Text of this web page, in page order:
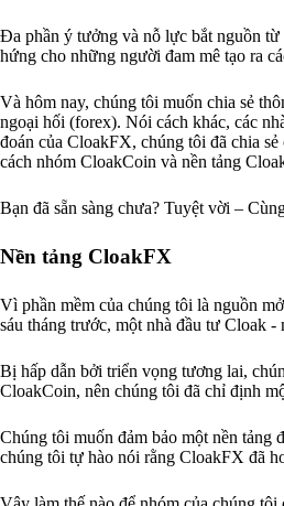
Đa phần ý tưởng và nỗ lực bắt nguồn
hứng cho những người đam mê tạo ra
Và hôm nay, chúng tôi muốn chia sẻ
ngoại hối (forex). Nói cách khác, các
đoán của CloakFX, chúng tôi đã chia
cách nhóm CloakCoin và nền tảng
Bạn đã sẵn sàng chưa? Tuyệt vời –
Nền tảng CloakFX
Vì phần mềm của chúng tôi là nguồn
sáu tháng trước, một nhà đầu tư Cloak
Bị hấp dẫn bởi triển vọng tương lai,
CloakCoin, nên chúng tôi đã chỉ định
Chúng tôi muốn đảm bảo một nền tảng
chúng tôi tự hào nói rằng CloakFX đã